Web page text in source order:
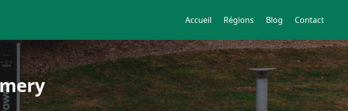
Accueil Régions Blog Contact